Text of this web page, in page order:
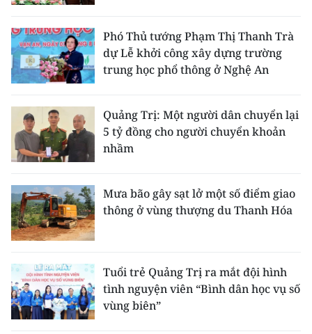
Phó Thủ tướng Phạm Thị Thanh Trà
dự Lễ khởi công xây dựng trường
trung học phổ thông ở Nghệ An
Quảng Trị: Một người dân chuyển lại
5 tỷ đồng cho người chuyển khoản
nhầm
Mưa bão gây sạt lở một số điểm giao
thông ở vùng thượng du Thanh Hóa
Tuổi trẻ Quảng Trị ra mắt đội hình
tình nguyện viên “Bình dân học vụ số
vùng biên”